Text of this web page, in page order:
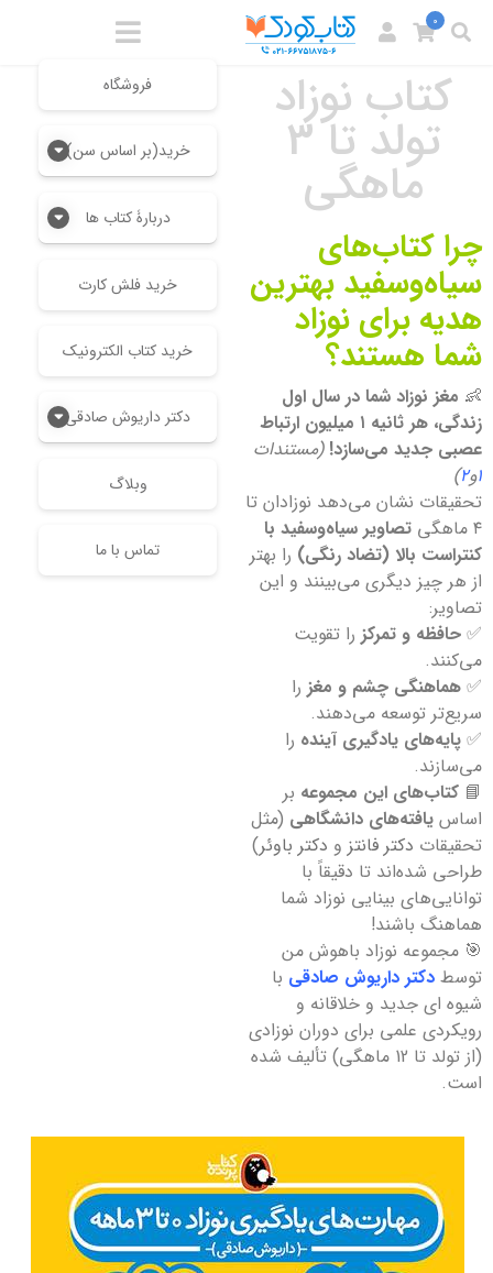
فروشگاه
خرید(بر اساس سن)
دربارۀ کتاب ها
خرید فلش کارت
خرید کتاب الکترونیک
دکتر داریوش صادقی
وبلاگ
تماس با ما
0
کتاب نوزاد
تولد تا 3
ماهگی
چرا کتاب‌های
سیاه‌وسفید بهترین
هدیه برای نوزاد
شما هستند؟
👶 مغز نوزاد شما در سال اول
زندگی، هر ثانیه ۱ میلیون ارتباط
عصبی جدید می‌سازد!(مستندات
1و2
)
تحقیقات نشان می‌دهد نوزادان تا
۴ ماهگی
تصاویر سیاه‌وسفید با
کنتراست بالا (تضاد رنگی) را بهتر
از هر چیز دیگری می‌بینند و این
تصاویر:
✅ حافظه و تمرکز را تقویت
می‌کنند.
✅ هماهنگی چشم و مغز را
سریع‌تر توسعه می‌دهند.
✅ پایه‌های یادگیری آینده را
می‌سازند.
📘 کتاب‌های این مجموعه بر
اساس یافته‌های دانشگاهی (مثل
تحقیقات دکتر فانتز و دکتر باوئر)
طراحی شده‌اند تا دقیقاً با
توانایی‌های بینایی نوزاد شما
هماهنگ باشند!
🎯 مجموعه نوزاد باهوش من
توسط دکتر داریوش صادقی با
شیوه ای جدید و خلاقانه و
رویکردی علمی برای دوران نوزادی
(از تولد تا 12 ماهگی) تألیف شده
است.